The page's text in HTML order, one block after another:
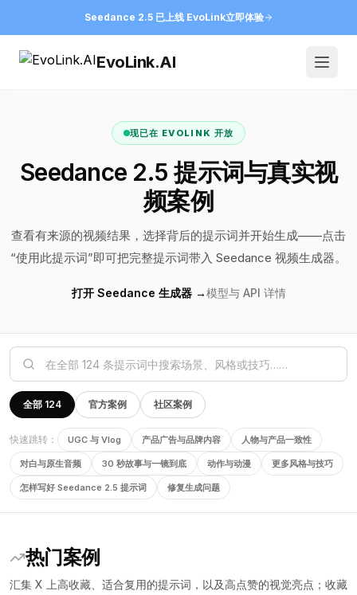
Seedance 2.5 已上线 EvoLink立即体验
EvoLink.AI
现已在 EVOLINK 开放
Seedance 2.5 提示词与真实视
频案例
查看有来源的视频结果，选择背后的提示词并开始生成——点击
“使用此提示词”即可把完整提示词带入 Seedance 视频生成器。
打开 Seedance 生成器 →模型与 API 详情
全部 124 官方案例 社区案例
快速跳转： UGC 与 Vlog 产品广告与品牌内容 人物与产品一致性
对白与原生音频 30 秒故事与一镜到底 动作与动漫 更多风格与技巧
怎样写好 Seedance 2.5 提示词 修复生成问题
热门案例
汇集 X 上高收藏、适合复用的提示词，以及高点赞的视觉亮点；收藏